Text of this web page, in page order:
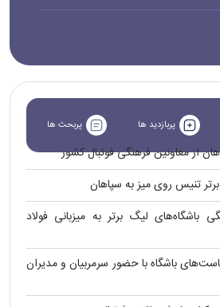
پربازدید ها پربحث ها
از معاونین فرهنگی فوتبال کشور
تنیس روی میز به سپاهان
لیگ برتر به میزبانی فولاد
باشگاه با حضور سرمربیان و مدیران